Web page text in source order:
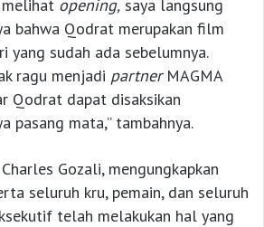
melihat opening, saya langsung
bahwa Qodrat merupakan film
yang sudah ada sebelumnya.
ragu menjadi partnerMAGMA
Qodrat dapat disaksikan
pasang mata,” tambahnya.
Gozali, mengungkapkan
seluruh kru, pemain, dan seluruh
telah melakukan hal yang